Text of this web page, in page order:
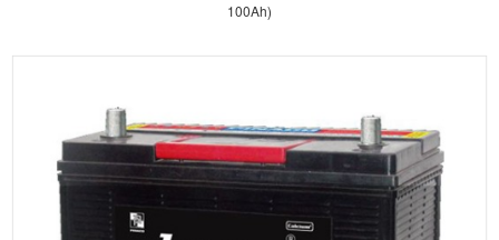
100Ah)